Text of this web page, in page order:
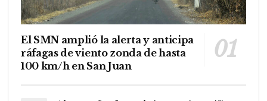
El SMN amplió la alerta y anticipa
ráfagas de viento zonda de hasta
100 km/h en San Juan